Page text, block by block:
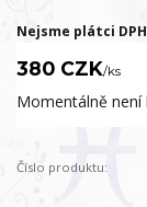
Nejsme plátci DPH
380 CZK/ks
Momentálně není
Číslo produktu: